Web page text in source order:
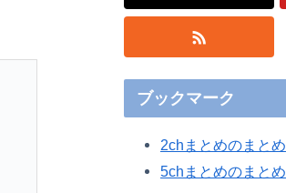
ブックマーク
2chまとめのまとめ
5chまとめのまとめ